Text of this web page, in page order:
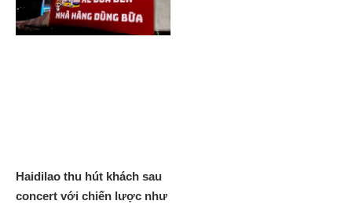
Haidilao thu hút khách sau
concert với chiến lược như